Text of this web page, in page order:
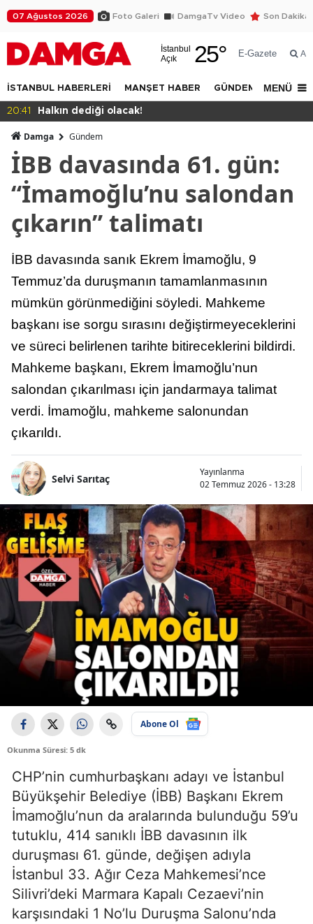
07 Ağustos 2026 Foto Galeri DamgaTv Video Son Dakika
İstanbul
Açık
25° E-Gazete Ara
İSTANBUL HABERLERİ MANŞET HABER GÜNDEM DÜNYA
MENÜ
20:39 Eren Ali Bingöl protesto edildi
Damga Gündem
İBB davasında 61. gün:
“İmamoğlu’nu salondan
çıkarın” talimatı
İBB davasında sanık Ekrem İmamoğlu, 9
Temmuz’da duruşmanın tamamlanmasının
mümkün görünmediğini söyledi. Mahkeme
başkanı ise sorgu sırasını değiştirmeyeceklerini
ve süreci belirlenen tarihte bitireceklerini bildirdi.
Mahkeme başkanı, Ekrem İmamoğlu’nun
salondan çıkarılması için jandarmaya talimat
verdi. İmamoğlu, mahkeme salonundan
çıkarıldı.
Selvi Sarıtaç
Yayınlanma
02 Temmuz 2026 - 13:28
Abone Ol
Okunma Süresi: 5 dk
CHP’nin cumhurbaşkanı adayı ve İstanbul
Büyükşehir Belediye (İBB) Başkanı Ekrem
İmamoğlu’nun da aralarında bulunduğu 59’u
tutuklu, 414 sanıklı İBB davasının ilk
duruşması 61. günde, değişen adıyla
İstanbul 33. Ağır Ceza Mahkemesi’nce
Silivri’deki Marmara Kapalı Cezaevi’nin
karşısındaki 1 No’lu Duruşma Salonu’nda